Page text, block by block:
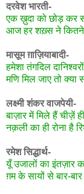
दरवेश भारती-
एक ख़ुदा को छोड़ कर
आज हर शख़्स ने कितने
मासूम ग़ाज़ियाबादी-
हमेशा तंगदिल
मणि मिल जाए तो क्या
लक्ष्मी शंकर वाजपेयी-
बाज़ार में मिले हैं चीज़ें
नक़ली का ही रोना है
रमेश सिद्धार्थ-
यूँ उजालों का इंतज़ार
ग़म के सायों से बार-